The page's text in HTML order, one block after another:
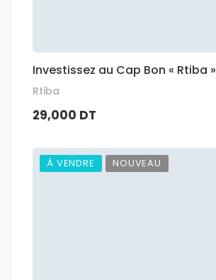
Investissez au Cap Bon « Rtiba »
Rtiba
29,000 DT
À VENDRE NOUVEAU